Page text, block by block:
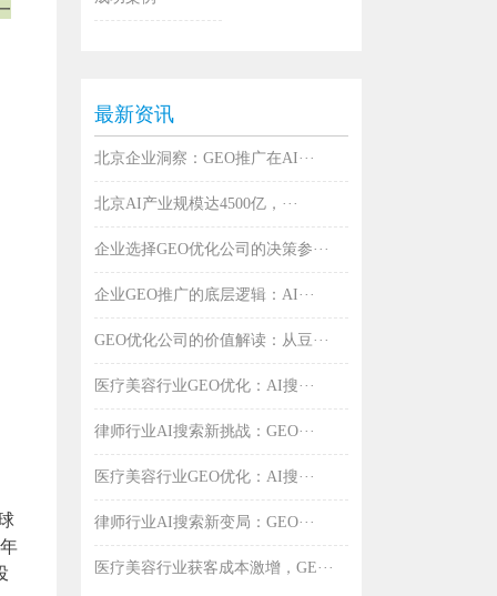
最新资讯
北京企业洞察：GEO推广在AI···
北京AI产业规模达4500亿，···
企业选择GEO优化公司的决策参···
企业GEO推广的底层逻辑：AI···
GEO优化公司的价值解读：从豆···
医疗美容行业GEO优化：AI搜···
律师行业AI搜索新挑战：GEO···
医疗美容行业GEO优化：AI搜···
律师行业AI搜索新变局：GEO···
医疗美容行业获客成本激增，GE···